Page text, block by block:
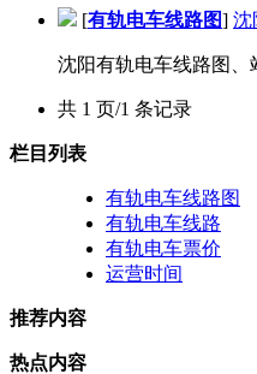
[有轨电车线路图] 沈
沈阳有轨电车线路图、
共 1 页/1 条记录
栏目列表
有轨电车线路图
有轨电车线路
有轨电车票价
运营时间
推荐内容
热点内容